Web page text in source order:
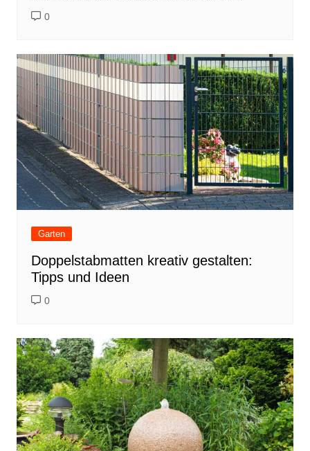
0
Garten
Doppelstabmatten kreativ gestalten:
Tipps und Ideen
0